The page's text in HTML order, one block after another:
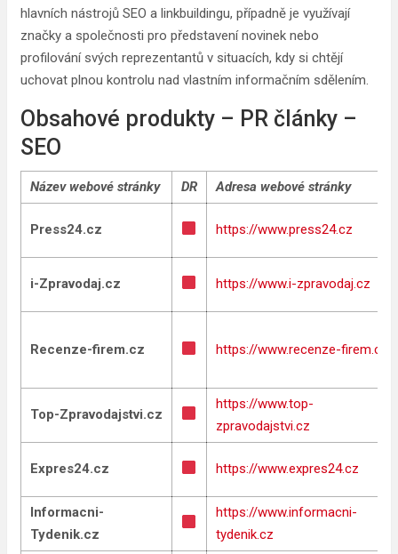
hlavních nástrojů SEO a linkbuildingu, případně je využívají
značky a společnosti pro představení novinek nebo
profilování svých reprezentantů v situacích, kdy si chtějí
uchovat plnou kontrolu nad vlastním informačním sdělením.
Obsahové produkty – PR články –
SEO
Název webové stránky DR Adresa webové stránky
Press24.cz https://www.press24.cz
i-Zpravodaj.cz https://www.i-zpravodaj.cz
Recenze-firem.cz https://www.recenze-firem.cz
Top-Zpravodajstvi.cz
https://www.top-
zpravodajstvi.cz
Expres24.cz https://www.expres24.cz
Informacni-
Tydenik.cz
https://www.informacni-
tydenik.cz